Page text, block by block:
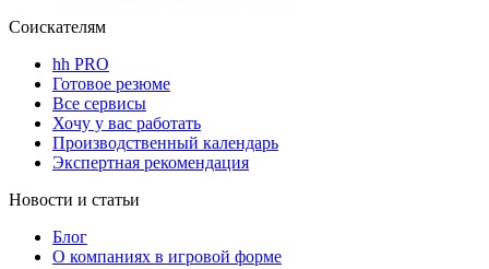
Соискателям
hh PRO
Готовое резюме
Все сервисы
Хочу у вас работать
Производственный календарь
Экспертная рекомендация
Новости и статьи
Блог
О компаниях в игровой форме